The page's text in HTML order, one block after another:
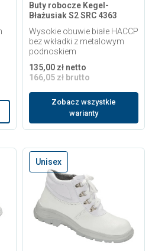
Buty robocze Kegel-
Błażusiak S2 SRC 4363
Wysokie obuwie białe HACCP
bez wkładki z metalowym
podnoskiem
135,00 zł netto
166,05 zł brutto
Zobacz wszystkie
warianty
Unisex